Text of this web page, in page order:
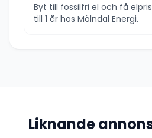
Byt till fossilfri el och få
till 1 år hos Mölndal Energi.
Liknande